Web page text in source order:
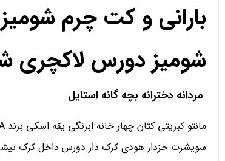
بارانی و کت چرم
شومیز دورس لاکچری
مردانه دخترانه بچه گانه استایل
مانتو کبریتی کتان چهار خانه ابرنگی یقه اسکی برند LAیقه اسکی تدی رنگی دورس یقه اسکی هودی اسلش شلوار کارگو سویشرت
سویشرت خزدار هودی کرک دار دورس داخل کرک